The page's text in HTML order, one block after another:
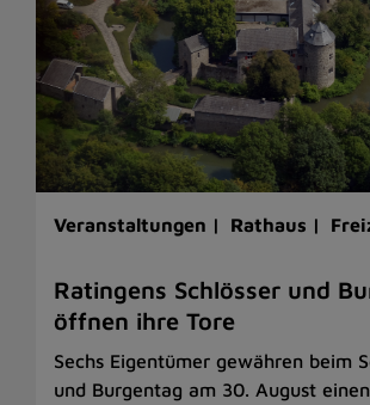
Veranstaltungen | Rathaus |
Ratingens Schlösser und
öffnen ihre Tore
Sechs Eigentümer gewähren beim
und Burgentag am 30. August